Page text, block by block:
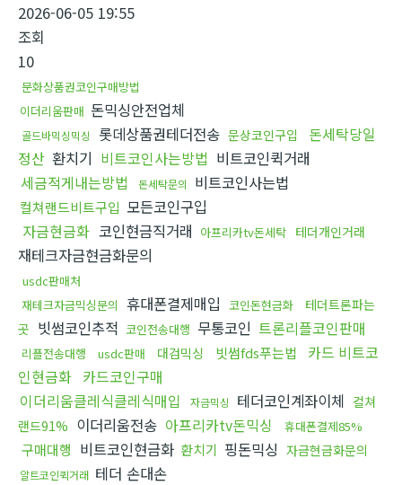
2026-06-05 19:55
조회
10
문화상품권코인구매방법
이더리움판매 돈믹싱안전업체
골드바믹싱믹싱 롯데상품권테더전송 문상코인구입
돈세탁당일
정산 환치기 비트코인사는방법 비트코인퀵거래
세금적게내는방법
돈세탁문의 비트코인사는법
컬쳐랜드비트구입 모든코인구입
자금현금화 코인현금직거래 아프리카tv돈세탁 테더개인거래
재테크자금현금화문의
usdc판매처
재테크자금믹싱문의 휴대폰결제매입 코인돈현금화
테더트론파는
곳 빗썸코인추적 코인전송대행 무통코인 트론리플코인판매
리플전송대행 usdc판매 대검믹싱 빗썸fds푸는법
카드 비트코
인현금화 카드코인구매
이더리움클레식클레식매입
자금믹싱 테더코인계좌이체 컬쳐
랜드91% 이더리움전송 아프리카tv돈믹싱 휴대폰결제85%
구매대행 비트코인현금화 환치기 핑돈믹싱 자금현금화문의
알트코인퀵거래 테더 손대손